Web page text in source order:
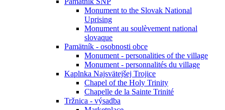
Monument to the Slovak National
Uprising
Monument au soulèvement national
slovaque
Pamätník - osobnosti obce
Monument - personalities of the village
Monument - personnalités du village
Kaplnka Najsvätejšej Trojice
Chapel of the Holy Trinity
Chapelle de la Sainte Trinité
Tržnica - výsadba